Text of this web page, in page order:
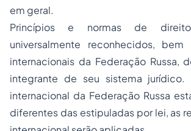
em geral.
Princípios e normas de direito
universalmente reconhecidos,
internacionais da Federação Russa,
integrante de seu sistema
internacional da Federação Russa
diferentes das estipuladas por lei, as